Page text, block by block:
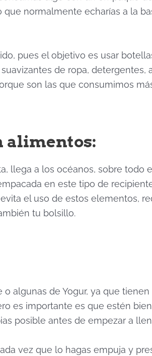
normalmente echarías a la
pues el objetivo es usar
de ropa, detergentes,
son las que consumimos
alimentos:
llega a los océanos, sobre todo
en este tipo de
el uso de estos elementos,
tu bolsillo.
algunas de Yogur, ya que
es importante es que estén
posible antes de empezar a
vez que lo hagas empuja y